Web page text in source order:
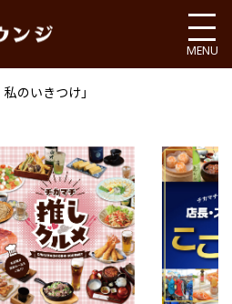
チカマチラウンジ
MENU